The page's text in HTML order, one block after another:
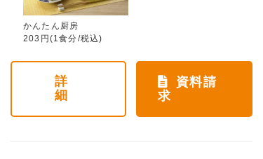
かんたん厨房
203円(1食分/税込)
詳
細
資料請
求